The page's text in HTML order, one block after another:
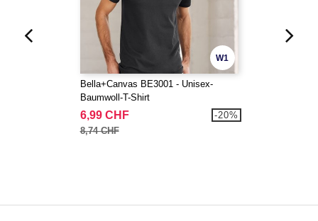
W1
Bella+Canvas BE3001 - Unisex-
Baumwoll-T-Shirt
6,99 CHF
8,74 CHF
-20%